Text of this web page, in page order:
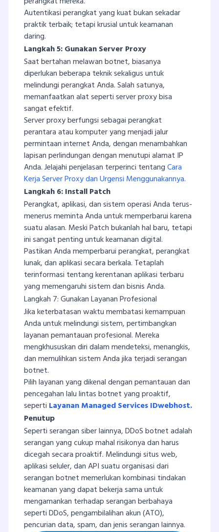
Autentikasi perangkat yang kuat bukan sekadar
praktik terbaik; tetapi krusial untuk keamanan
daring.
Langkah 5: Gunakan Server Proxy
Saat bertahan melawan botnet, biasanya
diperlukan beberapa teknik sekaligus untuk
melindungi perangkat Anda. Salah satunya,
memanfaatkan alat seperti server proxy bisa
sangat efektif.
Server proxy berfungsi sebagai perangkat
perantara atau komputer yang menjadi jalur
permintaan internet Anda, dengan menambahkan
lapisan perlindungan dengan menutupi alamat IP
Anda. Jelajahi penjelasan terperinci tentangCara
Kerja Server Proxy dan Urgensi Menggunakannya.
Langkah 6: Install Patch
Perangkat, aplikasi, dan sistem operasi Anda terus-
menerus meminta Anda untuk memperbarui karena
suatu alasan. Meski Patch bukanlah hal baru, tetapi
ini sangat penting untuk keamanan digital.
Pastikan Anda memperbarui perangkat, perangkat
lunak, dan aplikasi secara berkala. Tetaplah
terinformasi tentang kerentanan aplikasi terbaru
yang memengaruhi sistem dan bisnis Anda.
Langkah 7: Gunakan Layanan Profesional
Jika keterbatasan waktu membatasi kemampuan
Anda untuk melindungi sistem, pertimbangkan
layanan pemantauan profesional. Mereka
mengkhususkan diri dalam mendeteksi, menangkis,
dan memulihkan sistem Anda jika terjadi serangan
botnet.
Pilih layanan yang dikenal dengan pemantauan dan
pencegahan lalu lintas botnet yang proaktif,
seperti Layanan Managed Services IDwebhost.
Penutup
Seperti serangan siber lainnya, DDoS botnet adalah
serangan yang cukup mahal risikonya dan harus
dicegah secara proaktif. Melindungi situs web,
aplikasi seluler, dan API suatu organisasi dari
serangan botnet memerlukan kombinasi tindakan
keamanan yang dapat bekerja sama untuk
mengamankan terhadap serangan berbahaya
seperti DDoS, pengambilalihan akun (ATO),
pencurian data, spam, dan jenis serangan lainnya.